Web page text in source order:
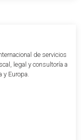
de servicios
legal y consultoría a
y Europa.